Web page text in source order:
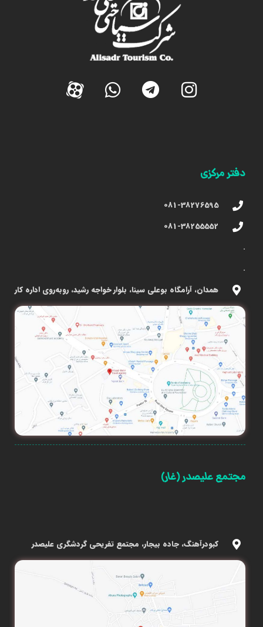
دفتر مرکزی
081-38276595
081-38255552
.
.
همدان، آرامگاه بوعلی سینا، بلوار خواجه رشید، روبه‌روی اداره کار
مجتمع علیصدر (غار)
کبودرآهنگ، جاده بیجار، مجتمع تفریحی گردشگری علیصدر